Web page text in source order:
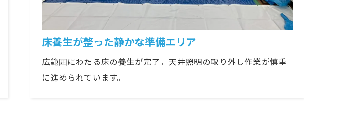
床養生が整った静かな準備エリア
広範囲にわたる床の養生が完了。天井照明の取り外し作業が慎重
に進められています。